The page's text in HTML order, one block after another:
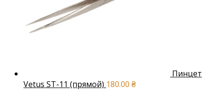
Пинцет
Vetus ST-11 (прямой) 180.00 ₴